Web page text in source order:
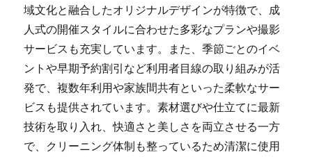
域文化と融合したオリジナルデザインが特徴で、成
人式の開催スタイルに合わせた多彩なプランや撮影
サービスも充実しています。また、季節ごとのイベ
ントや早期予約割引など利用者目線の取り組みが活
発で、複数年利用や家族間共有といった柔軟なサー
ビスも提供されています。素材選びや仕立てに最新
技術を取り入れ、快適さと美しさを両立させる一方
で、クリーニング体制も整っているため清潔に使用